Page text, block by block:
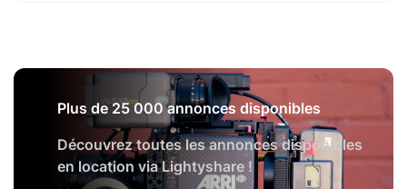
Plus de 25 000 annonces disponibles
Découvrez toutes les annonces disponibles
en location via Lightyshare !